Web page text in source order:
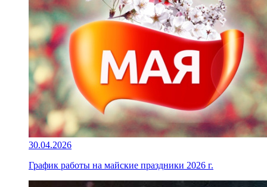
30.04.2026
График работы на майские праздники 2026 г.